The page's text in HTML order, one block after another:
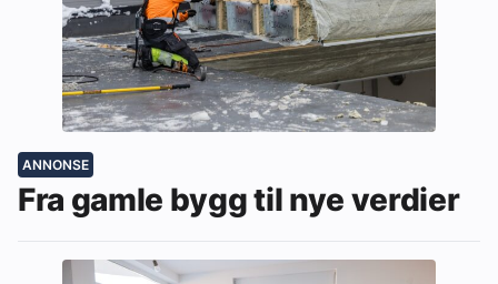
ANNONSE
Fra gamle bygg til nye verdier